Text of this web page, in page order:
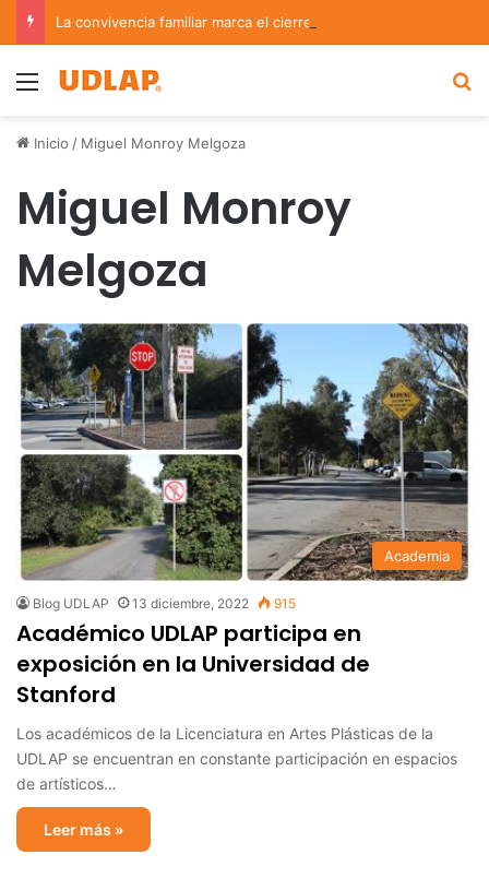
Menu
Inicio / Miguel Monroy Melgoza
Miguel Monroy
Melgoza
Academia
Blog UDLAP 13 diciembre, 2022 915
Académico UDLAP participa en
exposición en la Universidad de
Stanford
Los académicos de la Licenciatura en Artes Plásticas de la
UDLAP se encuentran en constante participación en espacios
de artísticos…
Leer más »